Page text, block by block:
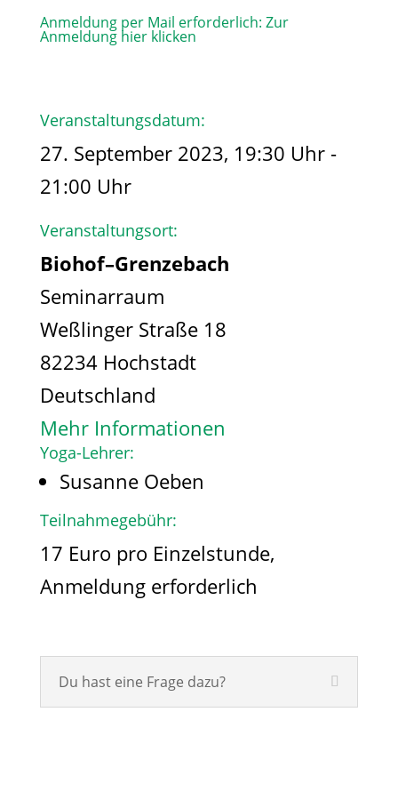
Anmeldung per Mail erforderlich: Zur
Anmeldung hier klicken
Veranstaltungsdatum:
27. September 2023, 19:30 Uhr -
21:00 Uhr
Veranstaltungsort:
Biohof–Grenzebach
Seminarraum
Weßlinger Straße 18
82234 Hochstadt
Deutschland
Mehr Informationen
Yoga-Lehrer:
Susanne Oeben
Teilnahmegebühr:
17 Euro pro Einzelstunde,
Anmeldung erforderlich
Du hast eine Frage dazu?